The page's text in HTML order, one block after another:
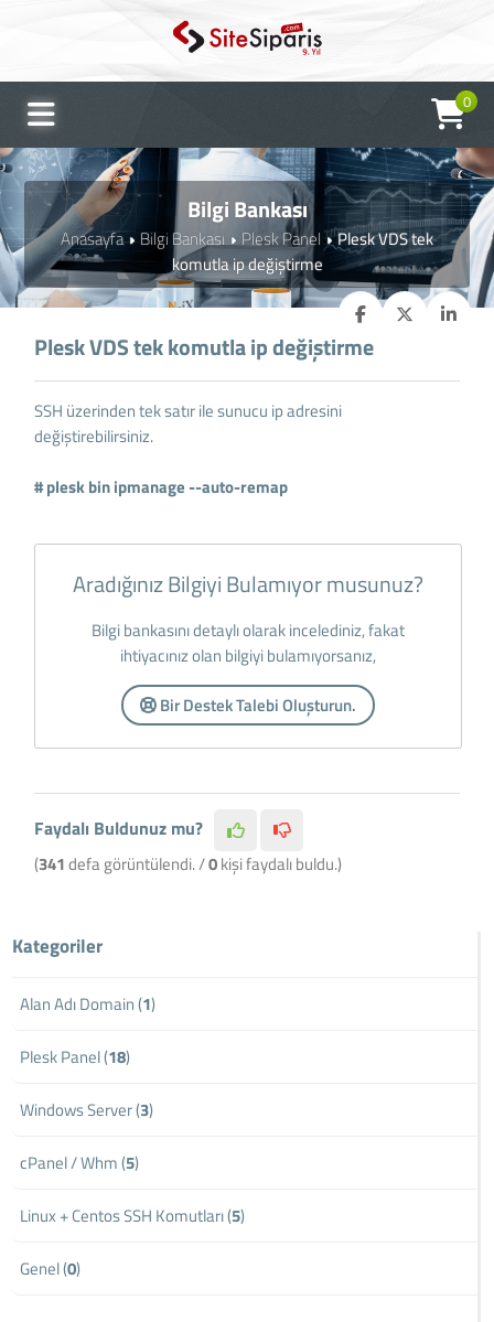
0
Bilgi Bankası
Anasayfa Bilgi Bankası Plesk Panel
Plesk VDS tek
komutla ip değiştirme
Plesk VDS tek komutla ip değiştirme
SSH üzerinden tek satır ile sunucu ip adresini
değiştirebilirsiniz.
# plesk bin ipmanage --auto-remap
Aradığınız Bilgiyi Bulamıyor musunuz?
Bilgi bankasını detaylı olarak incelediniz, fakat
ihtiyacınız olan bilgiyi bulamıyorsanız,
Bir Destek Talebi Oluşturun.
Faydalı Buldunuz mu?
(341defa görüntülendi. /0kişi faydalı buldu.)
Kategoriler
Alan Adı Domain (1)
Plesk Panel (18)
Windows Server (3)
cPanel / Whm (5)
Linux + Centos SSH Komutları (5)
Genel (0)